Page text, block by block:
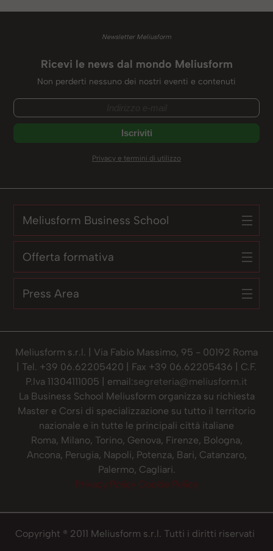
Newsletter Meliusform
Ricevi le news dal mondo Meliusform
Non perderti nessuno dei nostri eventi e contenuti
Privacy e termini di utilizzo
Meliusform Business School
Offerta formativa
Press Area
Meliusform s.r.l. | Via Fabio Massimo, 95 - 00192 Roma
| Tel. +39 06.62205420 | Fax +39 06.62205436 | C.F.
P.Iva 11304111005 | email:segreteria@meliusform.it
La Business School Meliusform organizza su richiesta
Master e Corsi di specializzazione su tutto il territorio
nazionale e in tutte le principali città italiane
Roma, Milano, Torino, Genova, Firenze, Bologna,
Ancona, Perugia, Napoli, Potenza, Bari, Catanzaro,
Palermo, Cagliari.
Privacy Policy Cookie Policy
Copyright ® 2011 Meliusform s.r.l. Tutti i diritti riservati